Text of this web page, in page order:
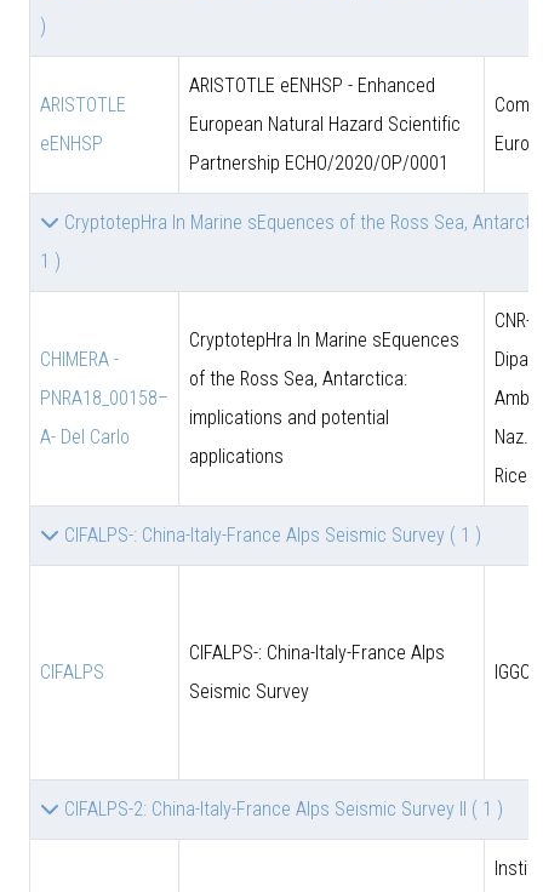
)
ARISTOTLE
eENHSP
ARISTOTLE eENHSP - Enhanced
European Natural Hazard Scientific
Partnership ECHO/2020/OP/0001
CryptotepHra In Marine sEquences of the Ross Sea,
1 )
CHIMERA -
PNRA18_00158–
A- Del Carlo
CryptotepHra In Marine sEquences
of the Ross Sea, Antarctica:
implications and potential
applications
CNR-
Amb.
Naz.
CIFALPS-: China-Italy-France Alps Seismic Survey ( 1 )
CIFALPS
CIFALPS-: China-Italy-France Alps
Seismic Survey
CIFALPS-2: China-Italy-France Alps Seismic Survey II ( 1 )